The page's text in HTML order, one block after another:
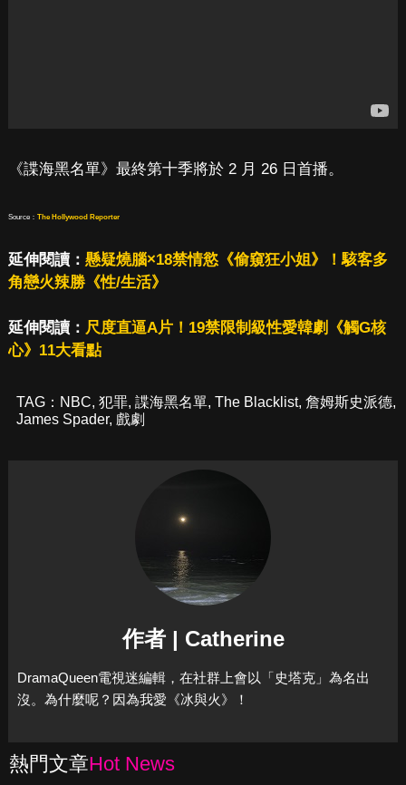
《諜海黑名單》最終第十季將於 2 月 26 日首播。
Source： The Hollywood Reporter
延伸閱讀： 懸疑燒腦×18禁情慾《偷窺狂小姐》！駭客多
角戀火辣勝《性/生活》
延伸閱讀： 尺度直逼A片！19禁限制級性愛韓劇《觸G核
心》11大看點
TAG： NBC, 犯罪, 諜海黑名單, The Blacklist, 詹姆斯史派德,
James Spader, 戲劇
作者 | Catherine
DramaQueen電視迷編輯，在社群上會以「史塔克」為名出
沒。為什麼呢？因為我愛《冰與火》！
熱門文章Hot News